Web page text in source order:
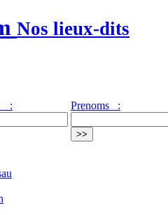
Nos lieux-dits
: Prenoms :